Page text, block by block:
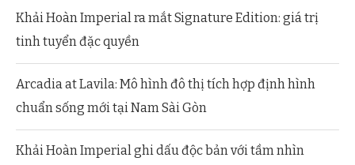
Khải Hoàn Imperial ra mắt Signature Edition: giá trị
tinh tuyển đặc quyền
Arcadia at Lavila: Mô hình đô thị tích hợp định hình
chuẩn sống mới tại Nam Sài Gòn
Khải Hoàn Imperial ghi dấu độc bản với tầm nhìn